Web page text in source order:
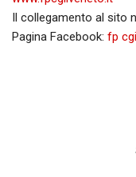
Il collegamento al sito
Pagina Facebook: fp